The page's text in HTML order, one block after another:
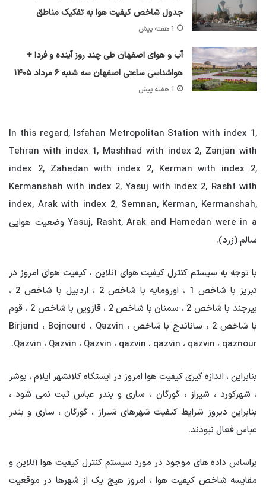
جدول شاخص کیفیت هوا به تفکیک مناطق
1 هفته پیش
آب و هوای اصفهان طی چند روز آینده و فردا +
هواشناسی ساعتی اصفهان سه شنبه ۶ مرداد ۱۴۰۵
1 هفته پیش
In this regard, Isfahan Metropolitan Station with index 1,
Tehran with index 1, Mashhad with index 2, Zanjan with
index 2, Zahedan with index 2, Kerman with index 2,
Kermanshah with index 2, Yasuj with index 2, Rasht with
index, Arak with index 2, Semnan, Kerman, Kermanshah,
Yasuj, Rasht, Arak and Hamedan were in a وضعیت هوایی
سالم (زرد).
با توجه به سیستم کنترل کیفیت هوای آنلاین ، کیفیت هوای امروز در
تبریز با شاخص 1 ، اورومایه با شاخص 2 ، اردبیل با شاخص 2 ،
بیرجند با شاخص 2 ، سمنان با شاخص 2 ، قازوین با شاخص 2 ، قوم
با شاخص 2 ، ساناندج با شاخص Birjand ، Bojnourd ، Qazvin ،
Qazvin ، Qazvin ، Qazvin ، qazvin ، qazvin ، qazvin ، qaznour.
بنابراین ، اندازه گیری کیفیت هوا امروز در ایستگاه کلانشهر ایلام ، بوشر
، شهرکورد ، شیراز ، گورگان ، ساری و بندر عباس ثبت نمی شود ،
بنابراین دیروز شرایط کیفیت شهرهای شیراز ، گورگان ، ساری و بندر
عباس فعال نبودند.
براساس داده های موجود در مورد سیستم کنترل کیفیت هوا آنلاین و
مقایسه شاخص کیفیت هوا ، امروز هیچ یک از شهرها در موقعیت